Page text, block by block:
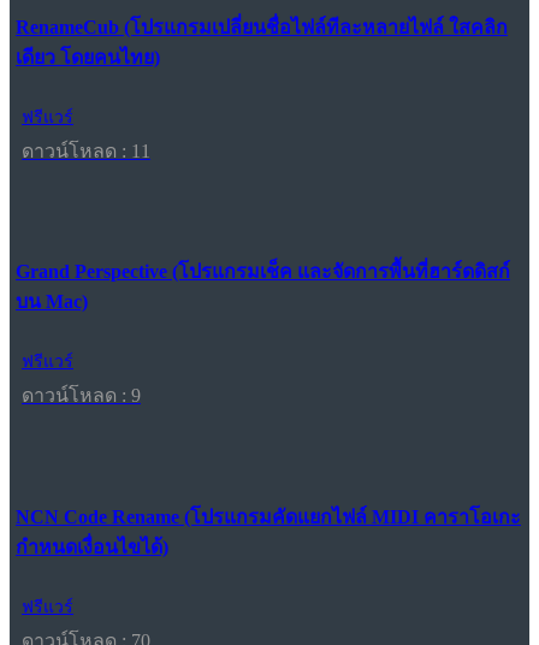
RenameCub (โปรแกรมเปลี่ยนชื่อไฟล์ทีละหลายไฟล์ ใสคลิก
เดียว โดยคนไทย)
ฟรีแวร์
ดาวน์โหลด : 11
Grand Perspective (โปรแกรมเช็ค และจัดการพื้นที่ฮาร์ดดิสก์
บน Mac)
ฟรีแวร์
ดาวน์โหลด : 9
NCN Code Rename (โปรแกรมคัดแยกไฟล์ MIDI คาราโอเกะ
กำหนดเงื่อนไขได้)
ฟรีแวร์
ดาวน์โหลด : 70